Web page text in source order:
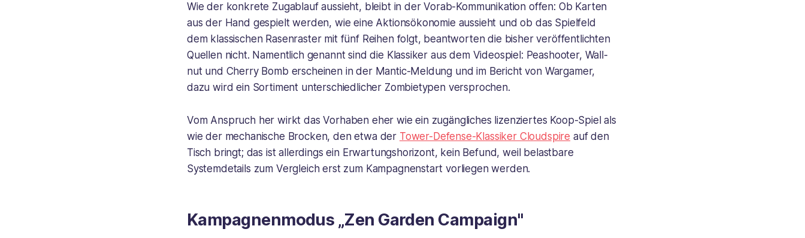
Wie der konkrete Zugablauf aussieht, bleibt in der Vorab-Kommunikation offen: Ob Karten
aus der Hand gespielt werden, wie eine Aktionsökonomie aussieht und ob das Spielfeld
dem klassischen Rasenraster mit fünf Reihen folgt, beantworten die bisher veröffentlichten
Quellen nicht. Namentlich genannt sind die Klassiker aus dem Videospiel: Peashooter, Wall-
nut und Cherry Bomb erscheinen in der Mantic-Meldung und im Bericht von Wargamer,
dazu wird ein Sortiment unterschiedlicher Zombietypen versprochen.
Vom Anspruch her wirkt das Vorhaben eher wie ein zugängliches lizenziertes Koop-Spiel als
wie der mechanische Brocken, den etwa der Tower-Defense-Klassiker Cloudspire auf den
Tisch bringt; das ist allerdings ein Erwartungshorizont, kein Befund, weil belastbare
Systemdetails zum Vergleich erst zum Kampagnenstart vorliegen werden.
Kampagnenmodus „Zen Garden Campaign"